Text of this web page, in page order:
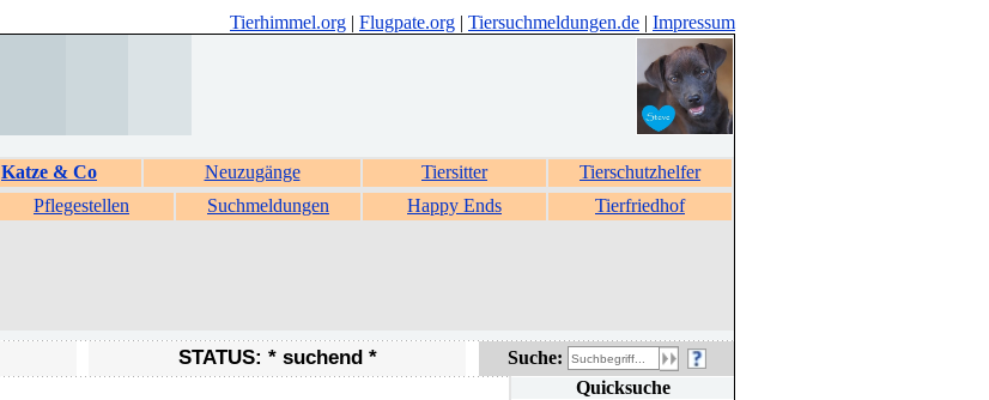
Tierhimmel.org | Flugpate.org | Tiersuchmeldungen.de | Impressum
Katze & Co Neuzugänge Tiersitter
Tierschutzhelfer
Pflegestellen Suchmeldungen Happy Ends Tierfriedhof
STATUS: * suchend * Suche:
Quicksuche